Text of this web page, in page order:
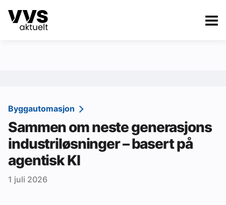
Kategorier
Sanitær
Ventilasjon
Varme og energi
Byggautomasjon
Byggautomasjon
Sammen om neste generasjons
industriløsninger – basert på
agentisk KI
1 juli 2026